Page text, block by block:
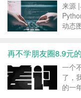
来源
动态
常用
再不学朋友圈8.9元
一个
了，
的一